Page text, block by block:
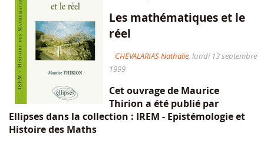
Les mathématiques et le
réel
CHEVALARIAS Nathalie, lundi 13 septembre
1999
Cet ouvrage de Maurice
Thirion a été publié par
Ellipses dans la collection : IREM - Epistémologie et
Histoire des Maths